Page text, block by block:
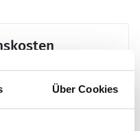
Über Cookies
finden Sie im